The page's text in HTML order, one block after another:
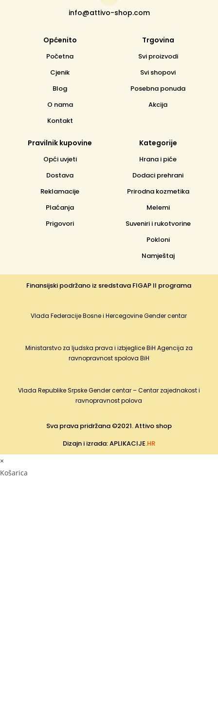
info@attivo-shop.com
Općenito
Početna
Cjenik
Blog
O nama
Kontakt
Trgovina
Svi proizvodi
Svi shopovi
Posebna ponuda
Akcija
Pravilnik kupovine
Opći uvjeti
Dostava
Reklamacije
Plaćanja
Prigovori
Kategorije
Hrana i piće
Dodaci prehrani
Prirodna kozmetika
Melemi
Suveniri i rukotvorine
Pokloni
Namještaj
Finansijski podržano iz sredstava FIGAP II programa
Vlada Federacije Bosne i Hercegovine Gender centar
Ministarstvo za ljudska prava i izbjeglice BiH Agencija za
ravnopravnost spolova BiH
Vlada Republike Srpske Gender centar – Centar zajednakost i
ravnopravnost polova
Sva prava pridržana ©2021. Attivo shop
Dizajn i izrada: APLIKACIJE.HR
×
Košarica